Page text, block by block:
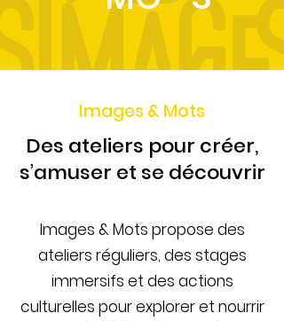
Images & Mots
Des ateliers pour créer,
s’amuser et se découvrir
Images & Mots propose des
ateliers réguliers, des stages
immersifs et des actions
culturelles pour explorer et nourrir